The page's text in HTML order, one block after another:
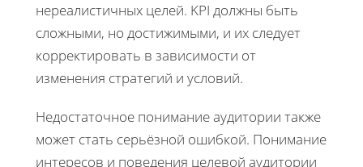
нереалистичных целей. KPI должны быть
сложными, но достижимыми, и их следует
корректировать в зависимости от
изменения стратегий и условий.
Недостаточное понимание аудитории также
может стать серьёзной ошибкой. Понимание
интересов и поведения целевой аудитории